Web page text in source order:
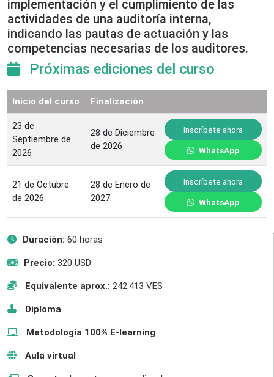
implementación y el cumplimiento de las
actividades de una auditoría interna,
indicando las pautas de actuación y las
competencias necesarias de los auditores.
Próximas ediciones del curso
Inicio del curso Finalización
23 de
Septiembre de
2026
28 de Diciembre
de 2026
Inscríbete ahora
WhatsApp
21 de Octubre
de 2026
28 de Enero de
2027
Inscríbete ahora
WhatsApp
Duración: 60 horas
Precio: 320 USD
Equivalente aprox.: 242.413 VES
Diploma
Metodología 100% E-learning
Aula virtual